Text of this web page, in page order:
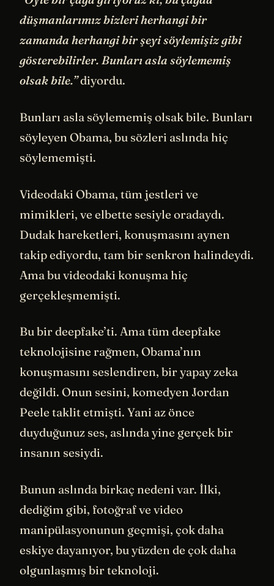
düşmanlarımız bizleri herhangi bir
zamanda herhangi bir şeyi söylemişiz gibi
gösterebilirler. Bunları asla söylememiş
olsak bile.”diyordu.
Bunları asla söylememiş olsak bile. Bunları
söyleyen Obama, bu sözleri aslında hiç
söylememişti.
Videodaki Obama, tüm jestleri ve
mimikleri, ve elbette sesiyle oradaydı.
Dudak hareketleri, konuşmasını aynen
takip ediyordu, tam bir senkron halindeydi.
Ama bu videodaki konuşma hiç
gerçekleşmemişti.
Bu bir deepfake’ti. Ama tüm deepfake
teknolojisine rağmen, Obama’nın
konuşmasını seslendiren, bir yapay zeka
değildi. Onun sesini, komedyen Jordan
Peele taklit etmişti. Yani az önce
duyduğunuz ses, aslında yine gerçek bir
insanın sesiydi.
Bunun aslında birkaç nedeni var. İlki,
dediğim gibi, fotoğraf ve video
manipülasyonunun geçmişi, çok daha
eskiye dayanıyor, bu yüzden de çok daha
olgunlaşmış bir teknoloji.